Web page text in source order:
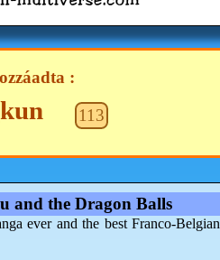
:
113
and the Dragon Balls
ever and the best Franco-Belgian